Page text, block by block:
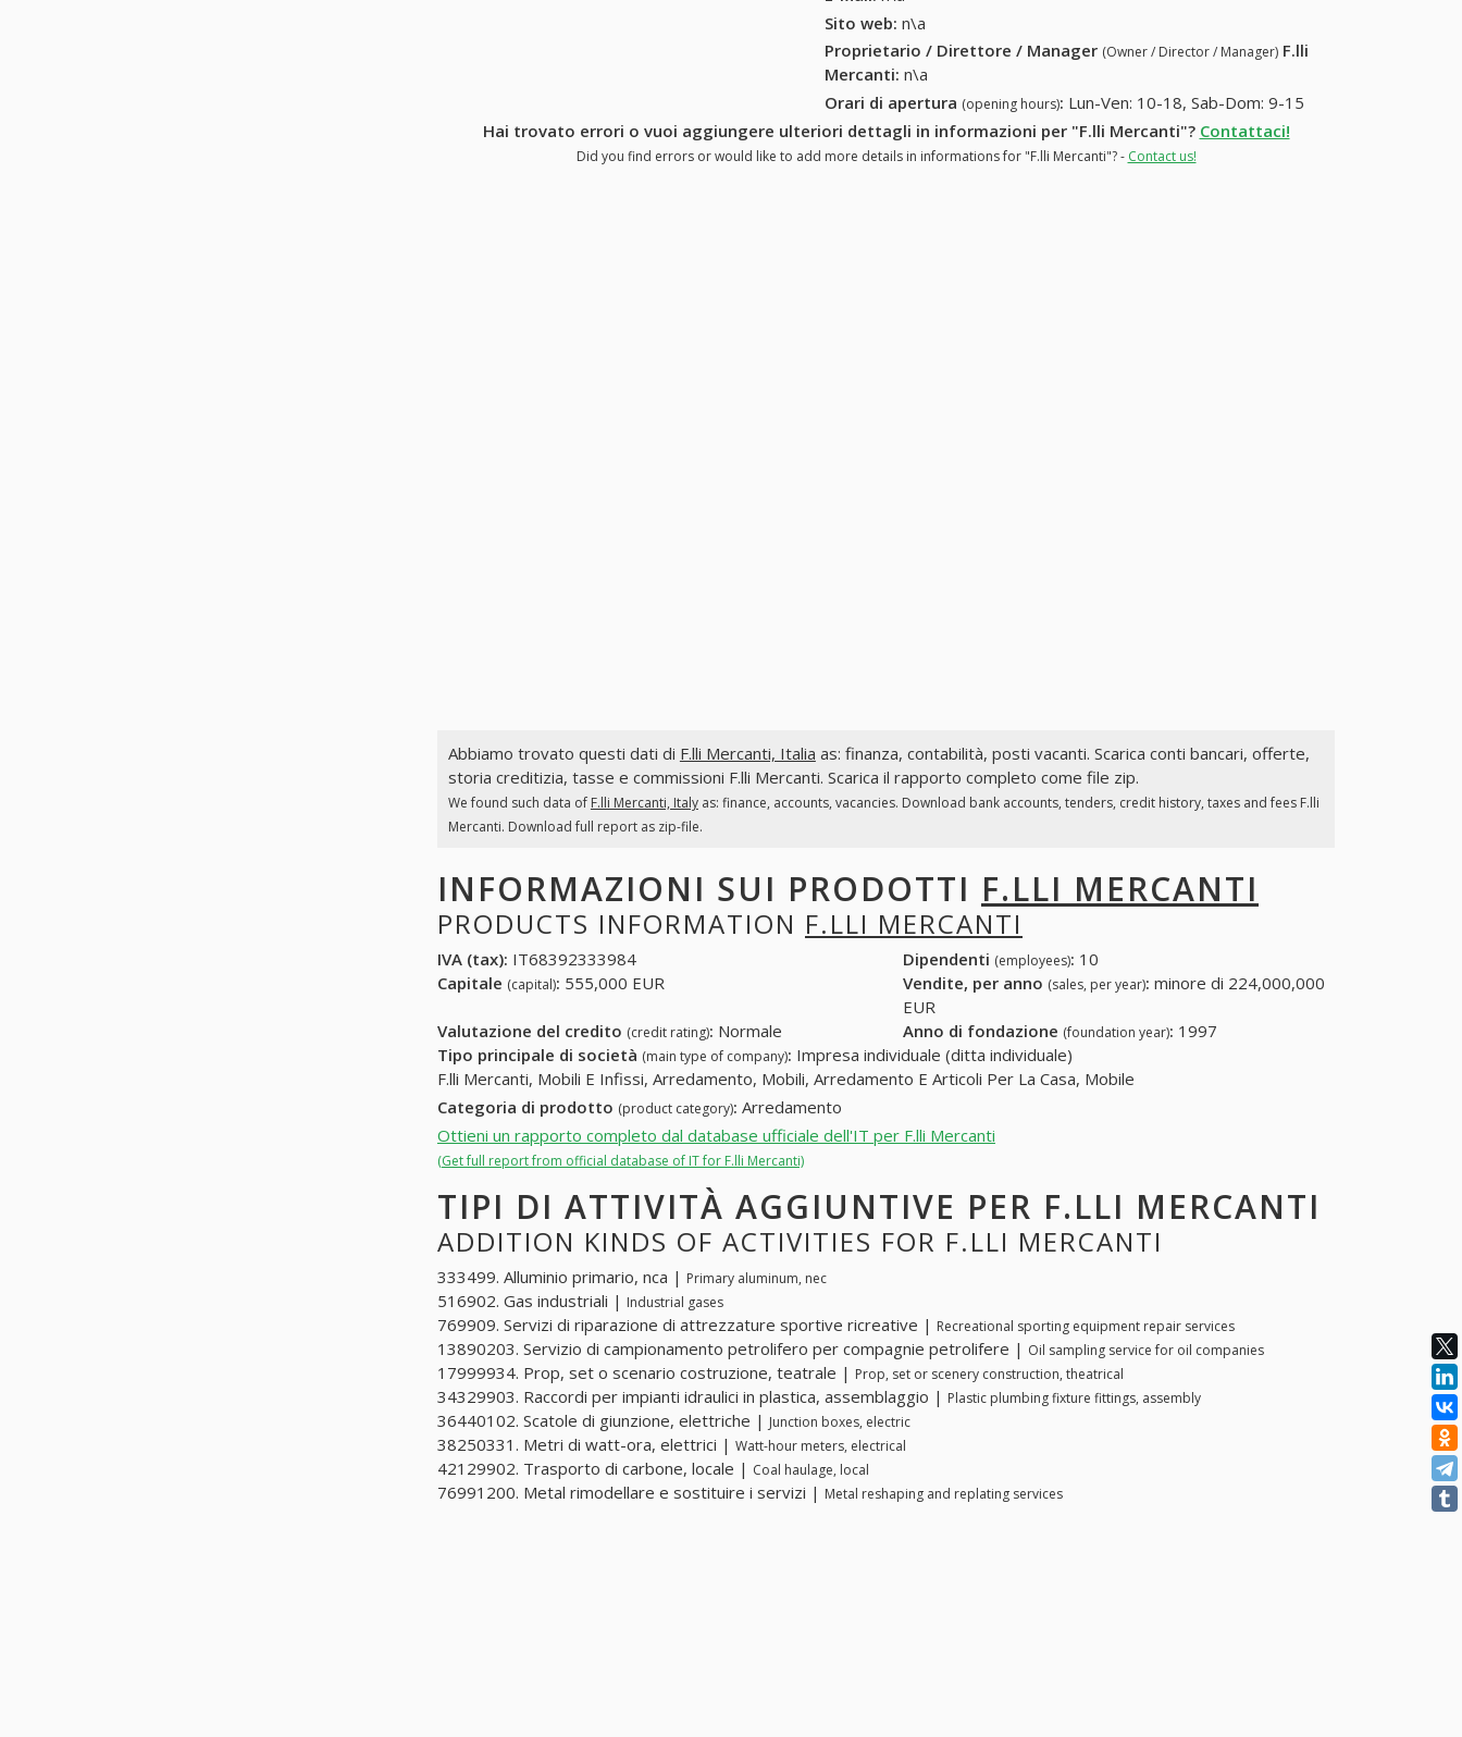
Sito web: n\a
Proprietario / Direttore / Manager (Owner / Director / Manager) F.lli
Mercanti: n\a
Orari di apertura (opening hours): Lun-Ven: 10-18, Sab-Dom: 9-15
Hai trovato errori o vuoi aggiungere ulteriori dettagli in informazioni per "F.lli Mercanti"? Contattaci!
Did you find errors or would like to add more details in informations for "F.lli Mercanti"? - Contact us!
Abbiamo trovato questi dati di F.lli Mercanti, Italia as: finanza, contabilità, posti vacanti. Scarica conti bancari, offerte,
storia creditizia, tasse e commissioni F.lli Mercanti. Scarica il rapporto completo come file zip.
We found such data of F.lli Mercanti, Italyas: finance, accounts, vacancies. Download bank accounts, tenders, credit history, taxes and fees F.lli
Mercanti. Download full report as zip-file.
INFORMAZIONI SUI PRODOTTI F.LLI MERCANTI
PRODUCTS INFORMATION F.LLI MERCANTI
IVA (tax): IT68392333984 Dipendenti (employees): 10
Capitale (capital): 555,000 EUR Vendite, per anno (sales, per year): minore di 224,000,000
EUR
Valutazione del credito (credit rating): Normale Anno di fondazione (foundation year): 1997
Tipo principale di società (main type of company): Impresa individuale (ditta individuale)
F.lli Mercanti, Mobili E Infissi, Arredamento, Mobili, Arredamento E Articoli Per La Casa, Mobile
Categoria di prodotto (product category): Arredamento
Ottieni un rapporto completo dal database ufficiale dell'IT per F.lli Mercanti
(Get full report from official database of IT for F.lli Mercanti)
TIPI DI ATTIVITÀ AGGIUNTIVE PER F.LLI MERCANTI
ADDITION KINDS OF ACTIVITIES FOR F.LLI MERCANTI
333499. Alluminio primario, nca | Primary aluminum, nec
516902. Gas industriali | Industrial gases
769909. Servizi di riparazione di attrezzature sportive ricreative | Recreational sporting equipment repair services
13890203. Servizio di campionamento petrolifero per compagnie petrolifere | Oil sampling service for oil companies
17999934. Prop, set o scenario costruzione, teatrale | Prop, set or scenery construction, theatrical
34329903. Raccordi per impianti idraulici in plastica, assemblaggio | Plastic plumbing fixture fittings, assembly
36440102. Scatole di giunzione, elettriche | Junction boxes, electric
38250331. Metri di watt-ora, elettrici | Watt-hour meters, electrical
42129902. Trasporto di carbone, locale | Coal haulage, local
76991200. Metal rimodellare e sostituire i servizi | Metal reshaping and replating services